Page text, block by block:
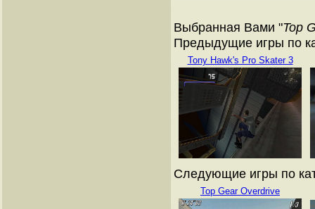
Выбранная Вами "Top
Предыдущие игры по
Tony Hawk's Pro Skater 3
Следующие игры по
Top Gear Overdrive